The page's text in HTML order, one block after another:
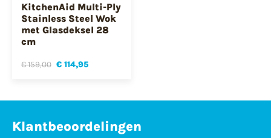
KitchenAid Multi-Ply
Stainless Steel Wok
met Glasdeksel 28
cm
€ 159,00 € 114,95
Klantbeoordelingen